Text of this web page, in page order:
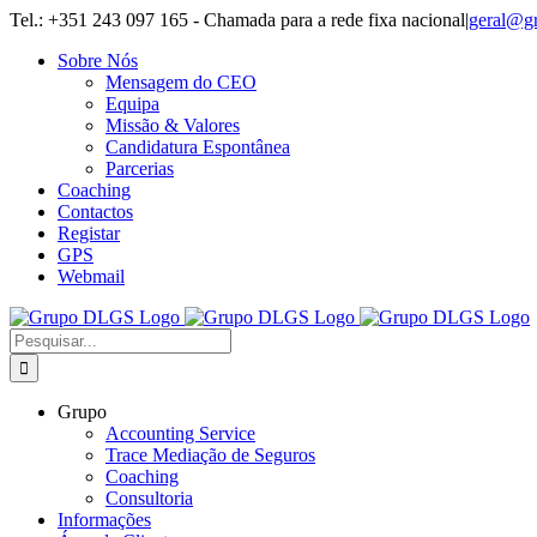
Skip
content
Tel.: +351 243 097 165 - Chamada para a rede fixa nacional|
Sobre Nós
Mensagem do CEO
Equipa
Missão & Valores
Candidatura Espontânea
Parcerias
Coaching
Contactos
Registar
GPS
Webmail
Pesquisar
Grupo
Accounting Service
Trace Mediação de Seguros
Coaching
Consultoria
Informações